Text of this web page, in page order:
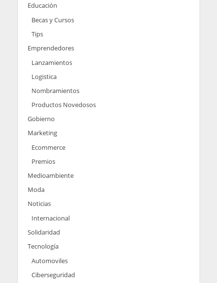
Educación
Becas y Cursos
Tips
Emprendedores
Lanzamientos
Logistica
Nombramientos
Productos Novedosos
Gobierno
Marketing
Ecommerce
Premios
Medioambiente
Moda
Noticias
Internacional
Solidaridad
Tecnología
Automoviles
Ciberseguridad